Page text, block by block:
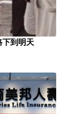
下到明天